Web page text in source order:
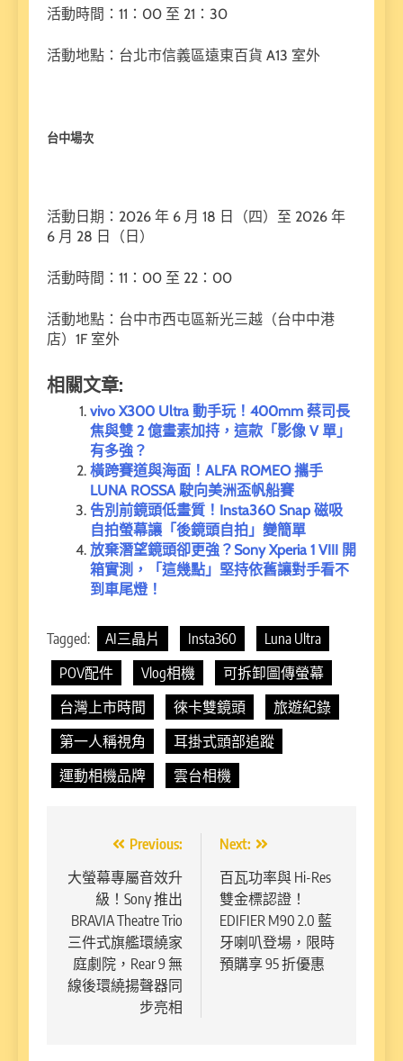
活動時間：11：00 至 21：30
活動地點：台北市信義區遠東百貨 A13 室外
台中場次
活動日期：2026 年 6 月 18 日（四）至 2026 年
6 月 28 日（日）
活動時間：11：00 至 22：00
活動地點：台中市西屯區新光三越（台中中港
店）1F 室外
相關文章:
vivo X300 Ultra 動手玩！400mm 蔡司長
焦與雙 2 億畫素加持，這款「影像 V 單」
有多強？
橫跨賽道與海面！ALFA ROMEO 攜手
LUNA ROSSA 駛向美洲盃帆船賽
告別前鏡頭低畫質！Insta360 Snap 磁吸
自拍螢幕讓「後鏡頭自拍」變簡單
放棄潛望鏡頭卻更強？Sony Xperia 1 VIII 開
箱實測，「這幾點」堅持依舊讓對手看不
到車尾燈！
Tagged: AI三晶片 Insta360
Luna Ultra
POV配件
Vlog相機
可拆卸圖傳螢幕
台灣上市時間
徠卡雙鏡頭
旅遊紀錄
第一人稱視角
耳掛式頭部追蹤
運動相機品牌
雲台相機
章
導
覽
Previous:
大螢幕專屬音效升
級！Sony 推出
BRAVIA Theatre Trio
三件式旗艦環繞家
庭劇院，Rear 9 無
線後環繞揚聲器同
步亮相
Next:
百瓦功率與 Hi-Res
雙金標認證！
EDIFIER M90 2.0 藍
牙喇叭登場，限時
預購享 95 折優惠